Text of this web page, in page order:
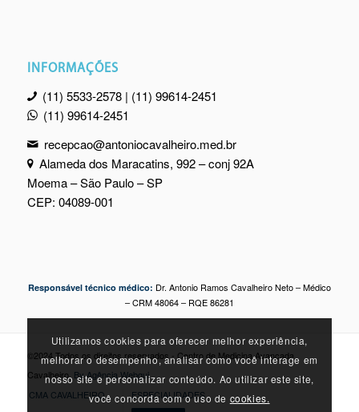
INFORMAÇÕES
(11) 5533-2578 | (11) 99614-2451
(11) 99614-2451
recepcao@antoniocavalheiro.med.br
Alameda dos Maracatins, 992 – conj 92A
Moema – São Paulo – SP
CEP: 04089-001
Responsável técnico médico: Dr. Antonio Ramos Cavalheiro Neto – Médico
– CRM 48064 – RQE 86281
©2024 Todos os direitos reservados - Centro de Medicina Avançada
Cavalheiro. By Agência Webgui
CMA CAVALHEIRO
ESPECIALIDADES
Utilizamos cookies para oferecer melhor experiência,
melhorar o desempenho, analisar como você interage em
nosso site e personalizar conteúdo. Ao utilizar este site,
você concorda com o uso de cookies.